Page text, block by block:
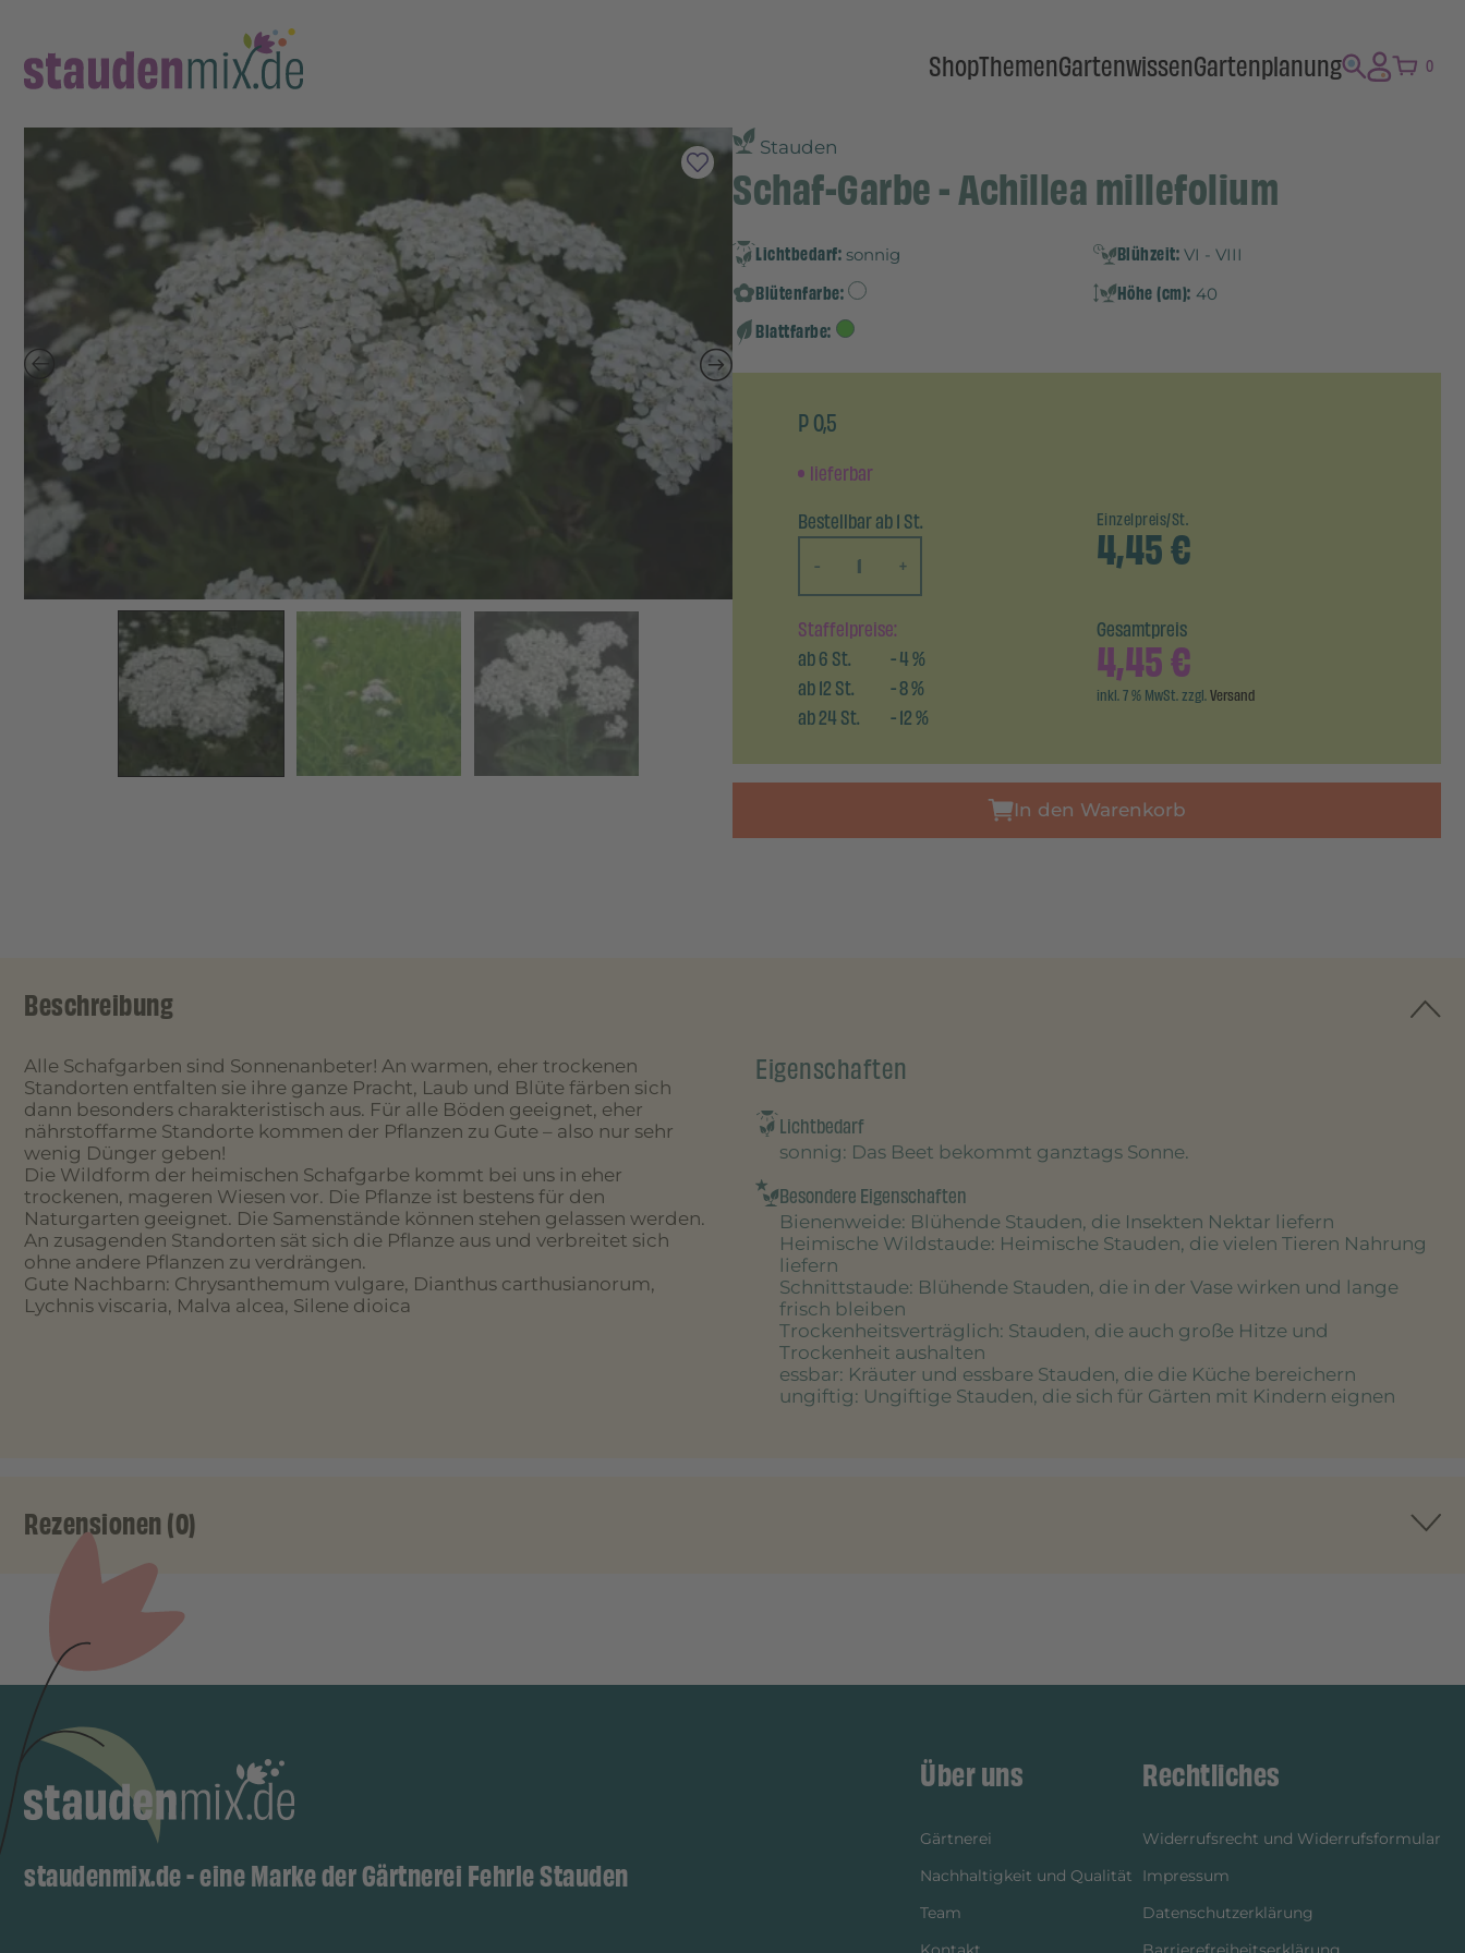
ShopThemenGartenwissenGartenplanung 0
Stauden
Schaf-Garbe - Achillea millefolium
Lichtbedarf: sonnig Blühzeit: VI - VIII
Blütenfarbe: Höhe (cm): 40
Blattfarbe:
P 0,5
lieferbar
Bestellbar ab 1 St.
-
+
Einzelpreis/St.
4,45€
Staffelpreise:
ab6St. -4%
ab12St. -8%
ab24St. -12%
Gesamtpreis
4,45€
inkl. 7 % MwSt. zzgl.Versand
In den Warenkorb
Beschreibung
Alle Schafgarben sind Sonnenanbeter! An warmen, eher trockenen
Standorten entfalten sie ihre ganze Pracht, Laub und Blüte färben sich
dann besonders charakteristisch aus. Für alle Böden geeignet, eher
nährstoffarme Standorte kommen der Pflanzen zu Gute – also nur sehr
wenig Dünger geben!
Die Wildform der heimischen Schafgarbe kommt bei uns in eher
trockenen, mageren Wiesen vor. Die Pflanze ist bestens für den
Naturgarten geeignet. Die Samenstände können stehen gelassen werden.
An zusagenden Standorten sät sich die Pflanze aus und verbreitet sich
ohne andere Pflanzen zu verdrängen.
Gute Nachbarn: Chrysanthemum vulgare, Dianthus carthusianorum,
Lychnis viscaria, Malva alcea, Silene dioica
Eigenschaften
Lichtbedarf
sonnig: Das Beet bekommt ganztags Sonne.
Besondere Eigenschaften
Bienenweide: Blühende Stauden, die Insekten Nektar liefern
Heimische Wildstaude: Heimische Stauden, die vielen Tieren Nahrung
liefern
Schnittstaude: Blühende Stauden, die in der Vase wirken und lange
frisch bleiben
Trockenheitsverträglich: Stauden, die auch große Hitze und
Trockenheit aushalten
essbar: Kräuter und essbare Stauden, die die Küche bereichern
ungiftig: Ungiftige Stauden, die sich für Gärten mit Kindern eignen
Rezensionen (0)
staudenmix.de - eine Marke der Gärtnerei Fehrle Stauden
Über uns
Gärtnerei
Nachhaltigkeit und Qualität
Team
Rechtliches
Widerrufsrecht und Widerrufsformular
Impressum
Datenschutzerklärung